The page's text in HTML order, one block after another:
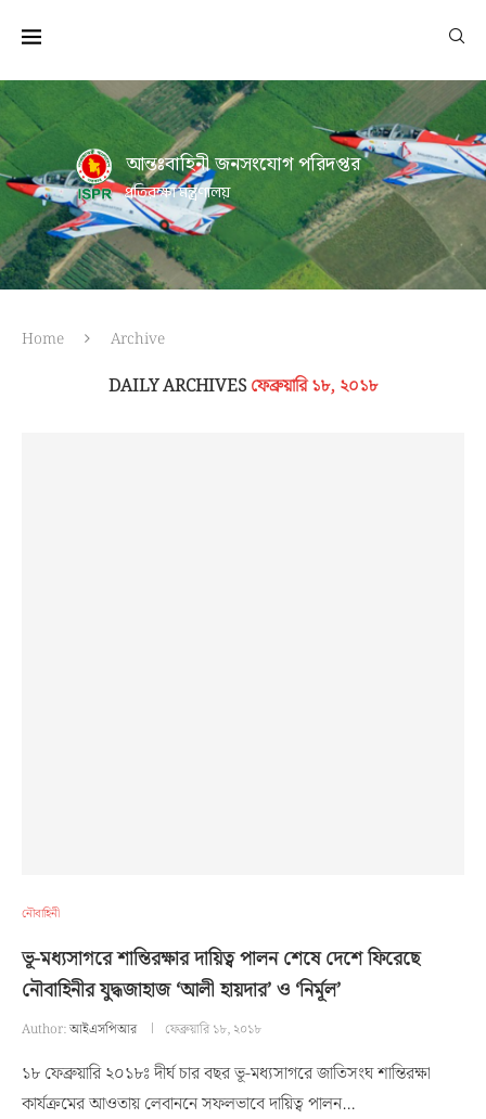
আন্তঃবাহিনী জনসংযোগ পরিদপ্তর
প্রতিরক্ষা মন্ত্রণালয়
Home Archive
DAILY ARCHIVES ফেব্রুয়ারি ১৮, ২০১৮
নৌবাহিনী
ভূ-মধ্যসাগরে শান্তিরক্ষার দায়িত্ব পালন শেষে দেশে ফিরেছে
নৌবাহিনীর যুদ্ধজাহাজ ‘আলী হায়দার’ ও ‘নির্মূল’
Author:আইএসপিআর ফেব্রুয়ারি ১৮, ২০১৮
১৮ ফেব্রুয়ারি ২০১৮ঃ দীর্ঘ চার বছর ভূ-মধ্যসাগরে জাতিসংঘ শান্তিরক্ষা
কার্যক্রমের আওতায় লেবাননে সফলভাবে দায়িত্ব পালন…